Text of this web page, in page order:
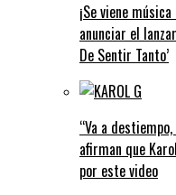
¡Se viene
anunciar el
De Sentir Tanto’
“Va a
afirman que
por este video